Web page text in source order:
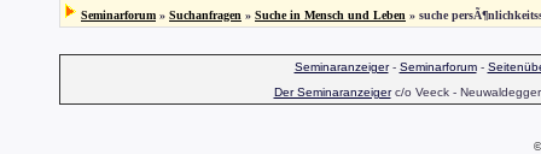
Seminarforum » Suchanfragen » Suche in Mensch und Leben » suche
Seminaranzeiger- Seminarforum-
Der Seminaranzeigerc/o Veeck -